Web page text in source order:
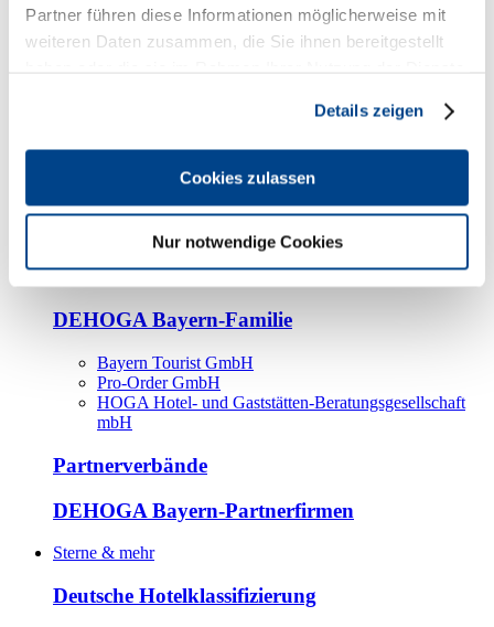
Partner führen diese Informationen möglicherweise mit
weiteren Daten zusammen, die Sie ihnen bereitgestellt
Details zeigen
Cookies zulassen
Nur notwendige Cookies
Kooperationspartner
Tourismusorganisationen
Bayern Tourismus Marketing GmbH
DEHOGA-Familie
Bundesverband
Fachverbände
DEHOGA Bayern-Familie
Bayern Tourist GmbH
Pro-Order GmbH
HOGA Hotel- und Gaststätten-Beratungsgesellschaft
mbH
Partnerverbände
DEHOGA Bayern-Partnerfirmen
Sterne & mehr
Deutsche Hotelklassifizierung